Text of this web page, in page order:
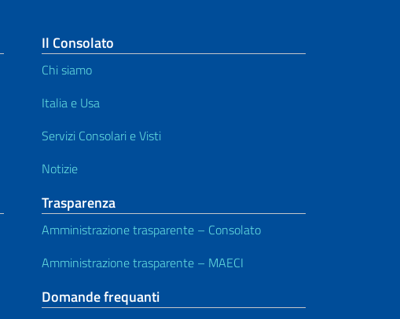
Il Consolato
Chi siamo
Italia e Usa
Servizi Consolari e Visti
Notizie
Trasparenza
Amministrazione trasparente – Consolato
Amministrazione trasparente – MAECI
Domande frequanti